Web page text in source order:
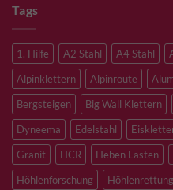
Tags
1. Hilfe A2 Stahl A4 Stahl
Alpinklettern
Alpinroute
Bergsteigen
Big Wall Klettern
Dyneema
Edelstahl
Granit
HCR Heben Lasten
Höhlenforschung
Höhlenrettung